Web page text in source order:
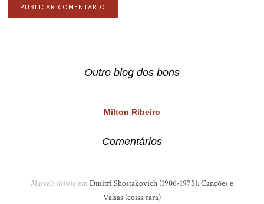
Outro blog dos bons
Milton Ribeiro
Comentários
Marcelo devotoem Dmitri Shostakovich (1906-1975): Canções e
Valsas (coisa rara)